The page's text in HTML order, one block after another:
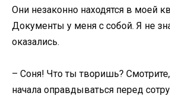
Они незаконно находятся в моей
Документы у меня с собой. Я не
оказались.
– Соня! Что ты творишь?
начала оправдываться перед